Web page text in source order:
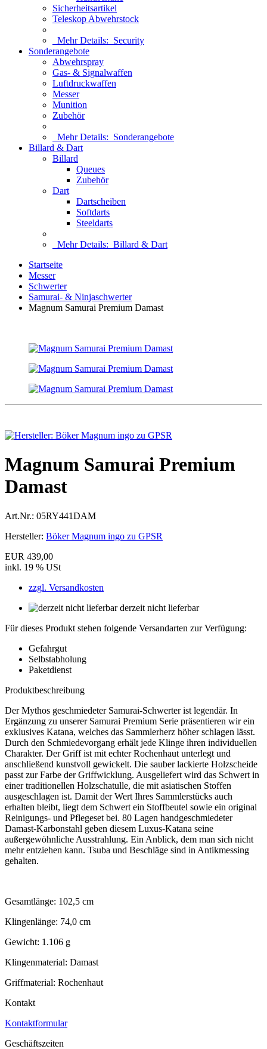
Sicherheitsartikel
Teleskop Abwehrstock
Mehr Details: Security
Sonderangebote
Abwehrspray
Gas- & Signalwaffen
Luftdruckwaffen
Messer
Munition
Zubehör
Mehr Details: Sonderangebote
Billard & Dart
Billard
Queues
Zubehör
Dart
Dartscheiben
Softdarts
Steeldarts
Mehr Details: Billard & Dart
Startseite
Messer
Schwerter
Samurai- & Ninjaschwerter
Magnum Samurai Premium Damast
Magnum Samurai Premium
Damast
Art.Nr.: 05RY441DAM
Hersteller: Böker Magnum ingo zu GPSR
EUR 439,00
inkl. 19 % USt
zzgl. Versandkosten
derzeit nicht lieferbar
Für dieses Produkt stehen folgende Versandarten zur Verfügung:
Gefahrgut
Selbstabholung
Paketdienst
Produktbeschreibung
Der Mythos geschmiedeter Samurai-Schwerter ist legendär. In
Ergänzung zu unserer Samurai Premium Serie präsentieren wir ein
exklusives Katana, welches das Sammlerherz höher schlagen lässt.
Durch den Schmiedevorgang erhält jede Klinge ihren individuellen
Charakter. Der Griff ist mit echter Rochenhaut unterlegt und
anschließend kunstvoll gewickelt. Die sauber lackierte Holzscheide
passt zur Farbe der Griffwicklung. Ausgeliefert wird das Schwert in
einer traditionellen Holzschatulle, die mit asiatischen Stoffen
ausgeschlagen ist. Damit der Wert Ihres Sammlerstücks auch
erhalten bleibt, liegt dem Schwert ein Stoffbeutel sowie ein original
Reinigungs- und Pflegeset bei. 80 Lagen handgeschmiedeter
Damast-Karbonstahl geben diesem Luxus-Katana seine
außergewöhnliche Ausstrahlung. Ein Anblick, dem man sich nicht
mehr entziehen kann. Tsuba und Beschläge sind in Antikmessing
gehalten.
Gesamtlänge: 102,5 cm
Klingenlänge: 74,0 cm
Gewicht: 1.106 g
Klingenmaterial: Damast
Griffmaterial: Rochenhaut
Kontakt
Kontaktformular
Geschäftszeiten